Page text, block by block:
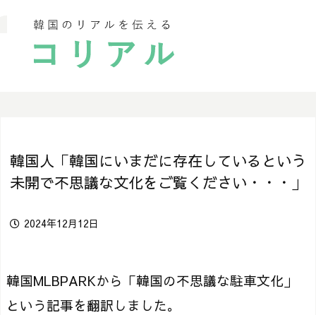
韓国人「韓国にいまだに存在しているという
未開で不思議な文化をご覧ください・・・」
2024年12月12日
韓国MLBPARKから「韓国の不思議な駐車文化」
という記事を翻訳しました。